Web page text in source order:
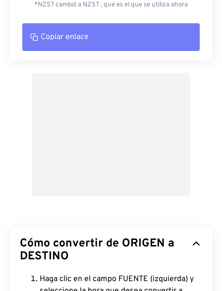
*NZST cambió a NZST , que es el que se utiliza ahora
Copiar enlace
Cómo convertir de ORIGEN a
DESTINO
Haga clic en el campo FUENTE (izquierda) y